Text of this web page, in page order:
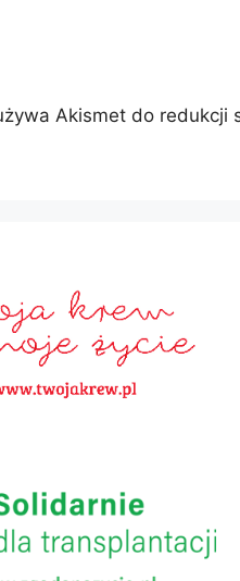
Akismet do redukcji